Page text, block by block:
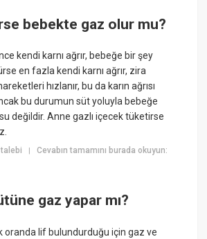
bebekte gaz olur mu?
kendi karnı ağrır, bebeğe bir şey
en fazla kendi karnı ağrır, zira
hızlanır, bu da karın ağrısı
bu durumun süt yoluyla bebeğe
değildir. Anne gazlı içecek tüketirse
talebi |Cevabın tamamını burada okuyun:
gaz yapar mı?
oranda lif bulundurduğu için gaz ve